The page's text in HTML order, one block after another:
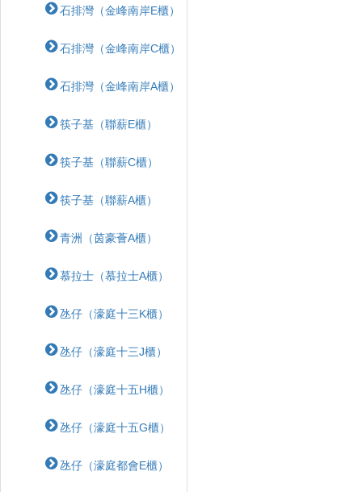
石排灣（金峰南岸E櫃）
石排灣（金峰南岸C櫃）
石排灣（金峰南岸A櫃）
筷子基（聯薪E櫃）
筷子基（聯薪C櫃）
筷子基（聯薪A櫃）
青洲（茵豪薈A櫃）
慕拉士（慕拉士A櫃）
氹仔（濠庭十三K櫃）
氹仔（濠庭十三J櫃）
氹仔（濠庭十五H櫃）
氹仔（濠庭十五G櫃）
氹仔（濠庭都會E櫃）